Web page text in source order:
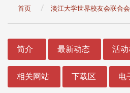
首页 淡江大学世界校友会联合会
简介 最新动态 活
相关网站 下载区 电